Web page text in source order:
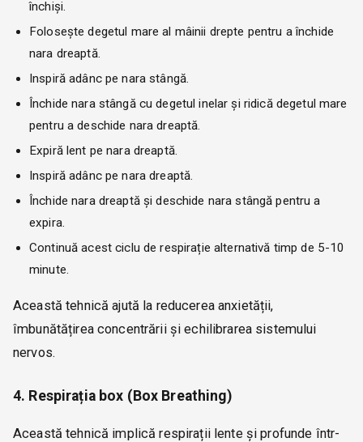
închiși.
Folosește degetul mare al mâinii drepte pentru a închide
nara dreaptă.
Inspiră adânc pe nara stângă.
Închide nara stângă cu degetul inelar și ridică degetul mare
pentru a deschide nara dreaptă.
Expiră lent pe nara dreaptă.
Inspiră adânc pe nara dreaptă.
Închide nara dreaptă și deschide nara stângă pentru a
expira.
Continuă acest ciclu de respirație alternativă timp de 5-10
minute.
Această tehnică ajută la reducerea anxietății,
îmbunătățirea concentrării și echilibrarea sistemului
nervos.
4. Respirația box (Box Breathing)
Această tehnică implică respirații lente și profunde într-